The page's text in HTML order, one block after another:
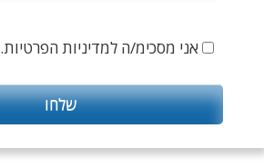
אני מסכימ/ה למדיניות הפרטיות.